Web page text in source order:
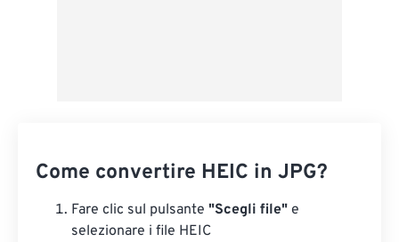
Come convertire HEIC in JPG?
Fare clic sul pulsante "Scegli file" e
selezionare i file HEIC